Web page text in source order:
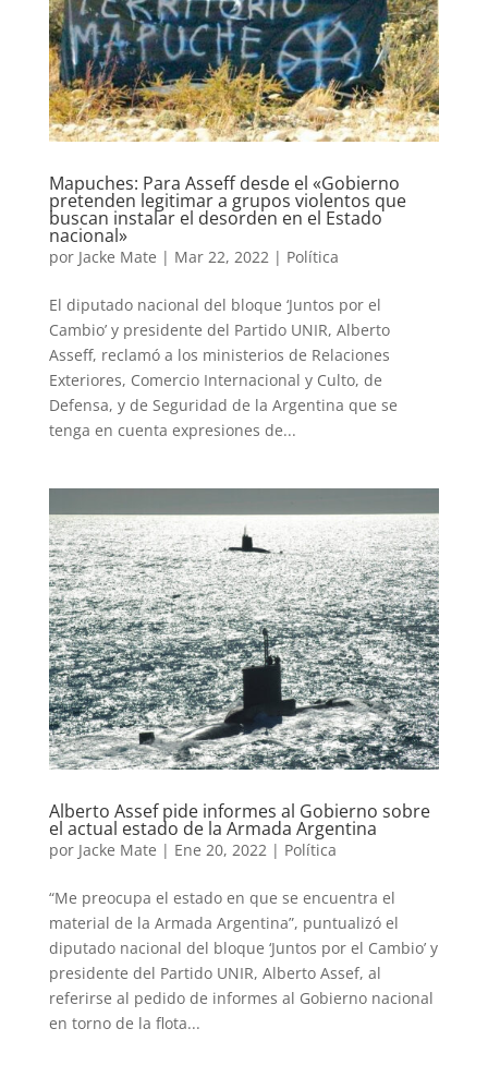
Mapuches: Para Asseff desde el «Gobierno
pretenden legitimar a grupos violentos que
buscan instalar el desorden en el Estado
nacional»
por Jacke Mate | Mar 22, 2022| Política
El diputado nacional del bloque ‘Juntos por el
Cambio’ y presidente del Partido UNIR, Alberto
Asseff, reclamó a los ministerios de Relaciones
Exteriores, Comercio Internacional y Culto, de
Defensa, y de Seguridad de la Argentina que se
tenga en cuenta expresiones de...
Alberto Assef pide informes al Gobierno sobre
el actual estado de la Armada Argentina
por Jacke Mate | Ene 20, 2022| Política
“Me preocupa el estado en que se encuentra el
material de la Armada Argentina”, puntualizó el
diputado nacional del bloque ‘Juntos por el Cambio’ y
presidente del Partido UNIR, Alberto Assef, al
referirse al pedido de informes al Gobierno nacional
en torno de la flota...